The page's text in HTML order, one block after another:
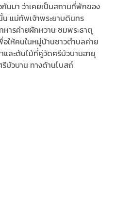
นมา ว่าเคยเป็นสถานที่พักของ
น แม่ทัพเจ้าพระยาบดินทร
หารค่ายผักหวาน ชมพระธาตุ
ให้คนในหมู่บ้านชาวตำบลค่าย
และต้นไม้ที่คู่วัดศรีบัวบานอายุ
บัวบาน ทางด้านโบสถ์